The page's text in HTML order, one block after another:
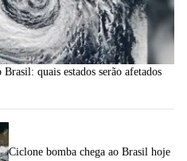
quais estados serão afetados
Ciclone bomba chega ao Brasil hoje